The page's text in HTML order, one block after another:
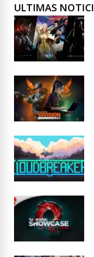
ULTIMAS